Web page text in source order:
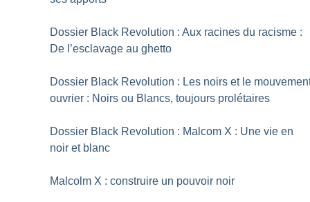
Dossier Black Revolution : Aux racines du racisme :
De l’esclavage au ghetto
Dossier Black Revolution : Les noirs et le
ouvrier : Noirs ou Blancs, toujours prolétaires
Dossier Black Revolution : Malcom X : Une vie en
noir et blanc
Malcolm X : construire un pouvoir noir